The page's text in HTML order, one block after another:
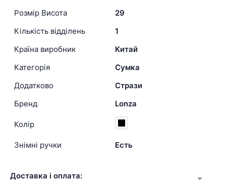
Розмір Висота
29
Кількість відділень
1
Країна виробник
Китай
Категорія
Сумка
Додатково
Стрази
Бренд
Lonza
Колір
Знімні ручки Есть
Доставка і оплата: